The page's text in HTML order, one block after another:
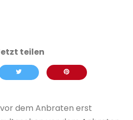
dem Anbraten erst